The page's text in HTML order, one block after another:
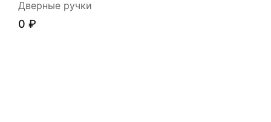
Дверные ручки
0 ₽